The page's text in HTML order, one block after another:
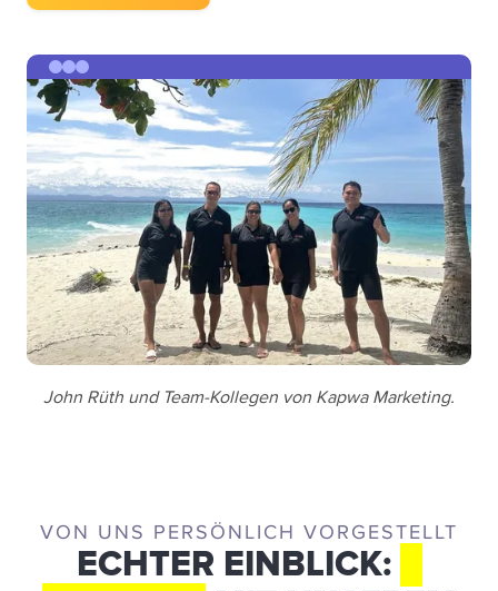
John Rüth und Team-Kollegen von Kapwa Marketing.
VON UNS PERSÖNLICH VORGESTELLT
ECHTER EINBLICK: